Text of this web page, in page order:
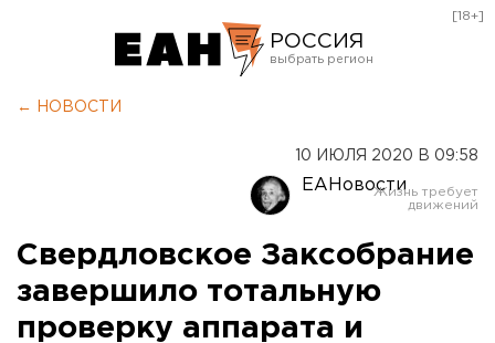
РОССИЯ
Оренбург
[18+]
← НОВОСТИ
10 ИЮЛЯ 2020 В 09:58
ЕАНовости
Свердловское Заксобрание
завершило тотальную
проверку аппарата и